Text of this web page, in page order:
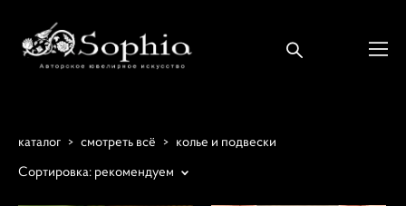
каталог > смотреть всё > колье и подвески
Сортировка: рекомендуем